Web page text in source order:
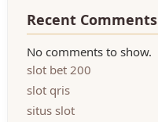
Recent Comments
No comments to show.
slot bet 200
slot qris
situs slot